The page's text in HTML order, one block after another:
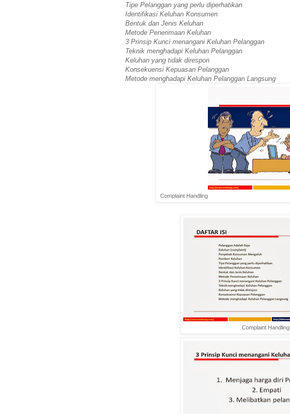
Tipe Pelanggan yang perlu diperhatikan
Identifikasi Keluhan Konsumen
Bentuk dan Jenis Keluhan
Metode Penerimaan Keluhan
3 Prinsip Kunci menangani Keluhan Pelanggan
Teknik menghadapi Keluhan Pelanggan
Keluhan yang tidak direspon
Konsekuensi Kepuasan Pelanggan
Metode menghadapi Keluhan Pelanggan Langsung
Complaint Handling
Complaint Handling